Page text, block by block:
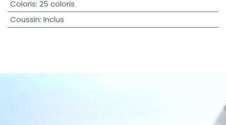
Coloris: 25 coloris
Coussin: Inclus